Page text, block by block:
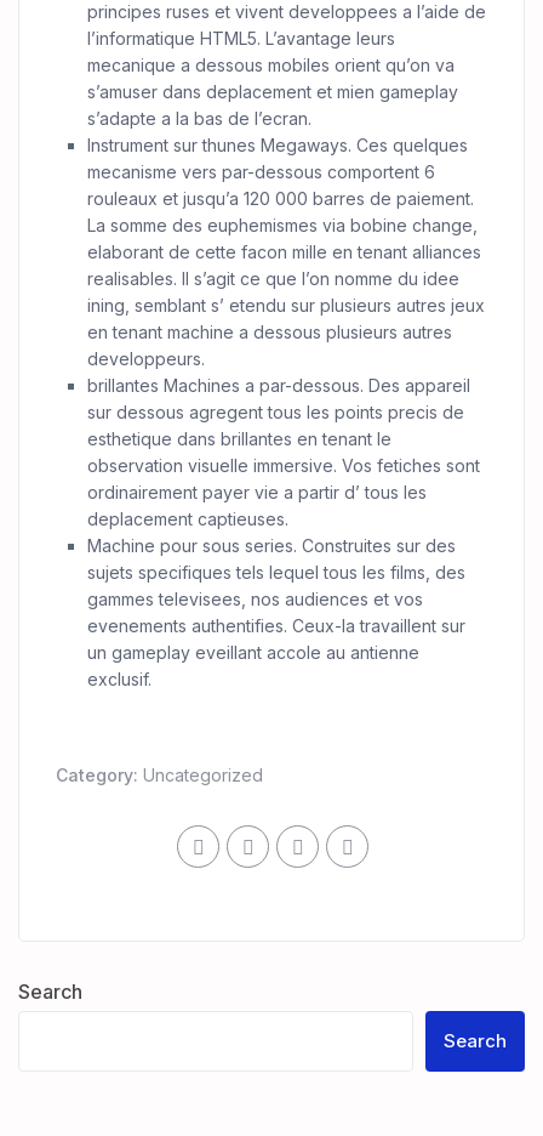
principes ruses et vivent developpees a l’aide de
l’informatique HTML5. L’avantage leurs
mecanique a dessous mobiles orient qu’on va
s’amuser dans deplacement et mien gameplay
s’adapte a la bas de l’ecran.
Instrument sur thunes Megaways. Ces quelques
mecanisme vers par-dessous comportent 6
rouleaux et jusqu’a 120 000 barres de paiement.
La somme des euphemismes via bobine change,
elaborant de cette facon mille en tenant alliances
realisables. Il s’agit ce que l’on nomme du idee
ining, semblant s’ etendu sur plusieurs autres jeux
en tenant machine a dessous plusieurs autres
developpeurs.
brillantes Machines a par-dessous. Des appareil
sur dessous agregent tous les points precis de
esthetique dans brillantes en tenant le
observation visuelle immersive. Vos fetiches sont
ordinairement payer vie a partir d’ tous les
deplacement captieuses.
Machine pour sous series. Construites sur des
sujets specifiques tels lequel tous les films, des
gammes televisees, nos audiences et vos
evenements authentifies. Ceux-la travaillent sur
un gameplay eveillant accole au antienne
exclusif.
Category:Uncategorized
Search
Search